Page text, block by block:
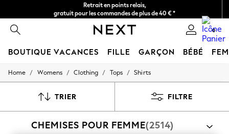
Retrait en points relais,
gratuit pour les commandes de plus de 40 € *
Livraison en 2-3 jours ouvrés*
0
BOUTIQUE VACANCES FILLE GARÇON BÉBÉ
HOLIDAY SHOP
All Swimwear
Beach Dresses & Kaftans
Home / Womens / Clothing / Tops / Shirts
TRIER FILTRE
CHEMISES POUR FEMME(2514)